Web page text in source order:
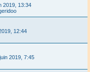
2019, 13:34
12:44
2019, 7:45